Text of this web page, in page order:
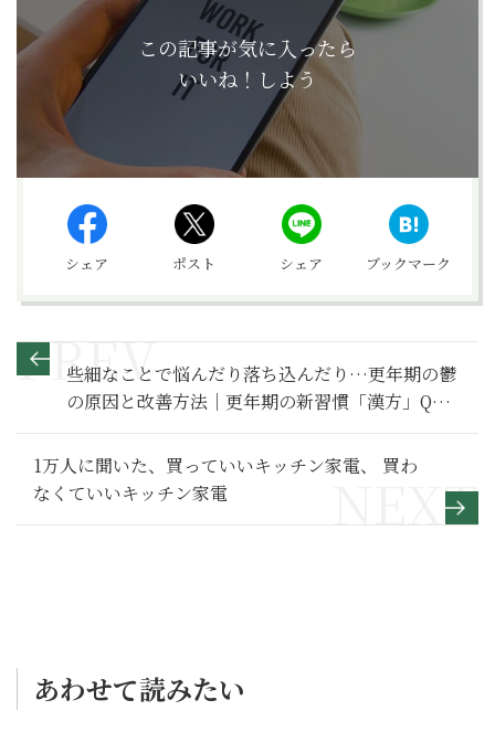
この記事が気に入ったら
いいね！しよう
シェア ポスト シェア ブックマーク
些細なことで悩んだり落ち込んだり…更年期の鬱
の原因と改善方法｜更年期の新習慣「漢方」Q&A
（45）
1万人に聞いた、買っていいキッチン家電、 買わ
なくていいキッチン家電
あわせて読みたい